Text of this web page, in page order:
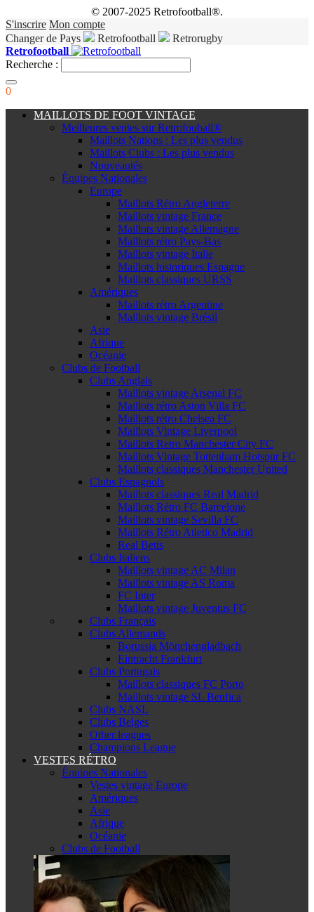
© 2007-2025 Retrofootball®.
S'inscrire Mon compte
Changer de Pays
Retrofootball
Retrorugby
Retrofootball
Recherche :
0
MAILLOTS DE FOOT VINTAGE
Meilleures ventes sur Retrofooball®
Maillots Nations : Les plus vendus
Maillots Clubs : Les plus vendus
Nouveautés
Équipes Nationales
Europe
Maillots Rétro Angleterre
Maillots vintage France
Maillots vintage Allemagne
Maillots rétro Pays-Bas
Maillots vintage Italie
Maillots historiques Espagne
Maillots classiques URSS
Amériques
Maillots rétro Argentine
Maillots vintage Brésil
Asie
Afrique
Océanie
Clubs de Football
Clubs Anglais
Maillots vintage Arsenal FC
Maillots rétro Aston Villa FC
Maillots rétro Chelsea FC
Maillots Vintage Liverpool
Maillots Retro Manchester City FC
Maillots Vintage Tottenham Hotspur FC
Maillots classiques Manchester United
Clubs Espagnols
Maillots classiques Real Madrid
Maillots Rétro FC Barcelone
Maillots vintage Sevilla FC
Maillots Rétro Atletico Madrid
Real Betis
Clubs Italiens
Maillots vintage AC Milan
Maillots vintage AS Roma
FC Inter
Maillots vintage Juventus FC
Clubs Français
Clubs Allemands
Borussia Mönchengladbach
Eintracht Frankfurt
Clubs Portugais
Maillots classiques FC Porto
Maillots vintage SL Benfica
Clubs NASL
Clubs Belges
Other leagues
Champions League
VESTES RÉTRO
Équipes Nationales
Vestes vintage Europe
Amériques
Asie
Afrique
Océanie
Clubs de Football